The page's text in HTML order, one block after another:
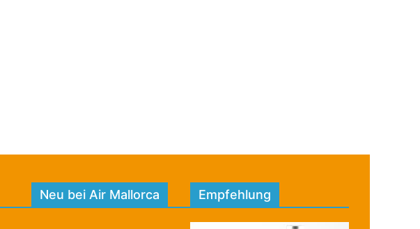
Neu bei Air Mallorca Empfehlung